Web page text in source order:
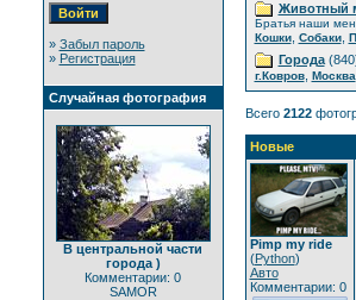
» Забыл пароль
» Регистрация
Случайная фотография
В центральной части
города )
Комментарии: 0
SAMOR
Животный
Братья наши
Кошки, Собаки,
Города
г.Ковров, Москва
Всего 2122
Новые
Pimp my ride
(Python)
Авто
Комментарии: 0